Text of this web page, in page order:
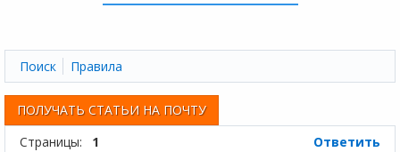
Поиск Правила
ПОЛУЧАТЬ СТАТЬИ НА ПОЧТУ
Страницы:
1 Ответить